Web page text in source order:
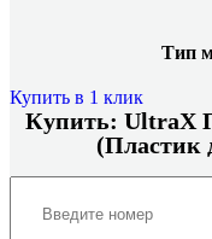
Тип
Купить в 1 клик
Купить: UltraX
(Пластик